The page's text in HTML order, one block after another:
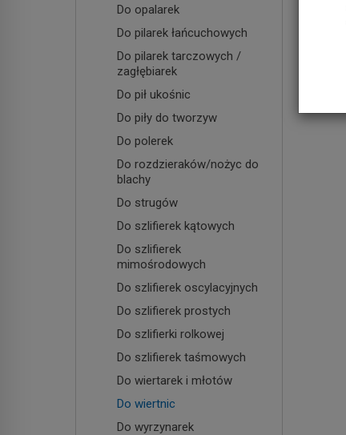
Do opalarek
Do pilarek łańcuchowych
Do pilarek tarczowych /
zagłębiarek
Do pił ukośnic
Do piły do tworzyw
Do polerek
Do rozdzieraków/nożyc do
blachy
Do strugów
Do szlifierek kątowych
Do szlifierek
mimośrodowych
Do szlifierek oscylacyjnych
Do szlifierek prostych
Do szlifierki rolkowej
Do szlifierek taśmowych
Do wiertarek i młotów
Do wiertnic
Do wyrzynarek